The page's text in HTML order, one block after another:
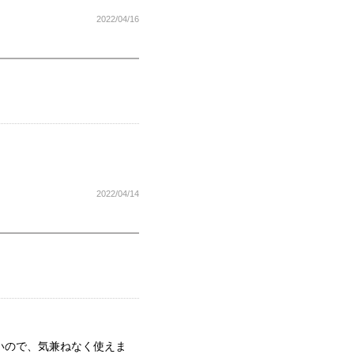
2022/04/16
2022/04/14
で、気兼ねなく使えま